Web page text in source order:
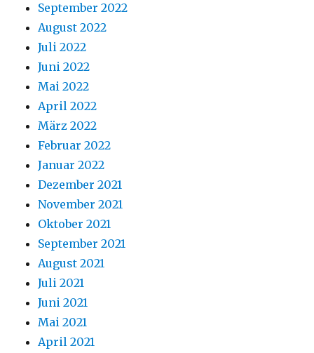
September 2022
August 2022
Juli 2022
Juni 2022
Mai 2022
April 2022
März 2022
Februar 2022
Januar 2022
Dezember 2021
November 2021
Oktober 2021
September 2021
August 2021
Juli 2021
Juni 2021
Mai 2021
April 2021